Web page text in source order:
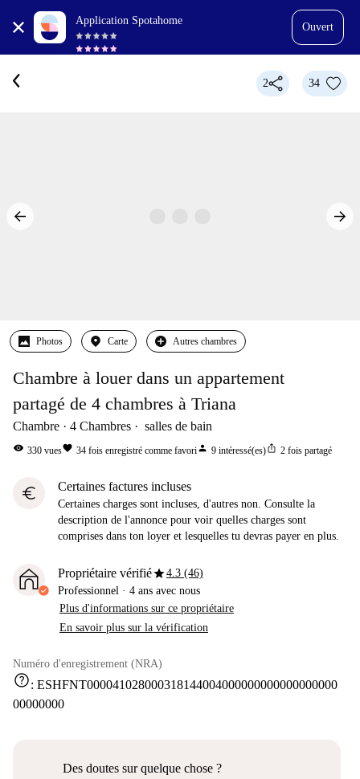
Application Spotahome
Ouvert
2 34
Photos Carte Autres chambres
Chambre à louer dans un appartement
partagé de 4 chambres à Triana
Chambre 4 Chambres salles de bain
visibility 330 vuesfavorite 34 fois enregistré comme favoriperson 9 intéressé(es)ios_share 2 fois partagé
euro Certaines factures incluses
Certaines charges sont incluses, d'autres non. Consulte la
description de l'annonce pour voir quelles charges sont
comprises dans ton loyer et lesquelles tu devras payer en plus.
Propriétaire vérifiéstar4.3 (46)
Professionnel · 4 ans avec nous
Plus d'informations sur ce propriétaire
En savoir plus sur la vérification
Numéro d'enregistrement (NRA)
help: ESHFNT000041028000318144004000000000000000000
00000000
Des doutes sur quelque chose ?